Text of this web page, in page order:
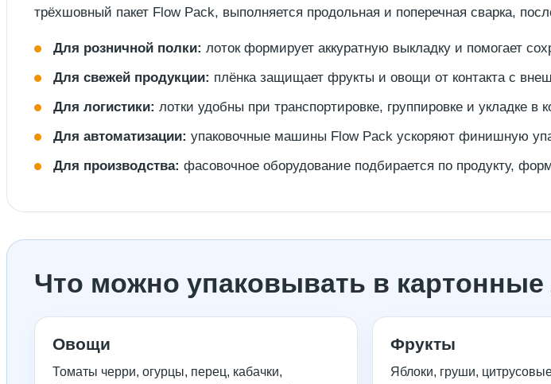
трёхшовный пакет Flow Pack, выполняется продольная и поперечная сварка,
Для розничной полки: лоток формирует аккуратную выкладку и помогает
Для свежей продукции: плёнка защищает фрукты и овощи от контакта с
Для логистики: лотки удобны при транспортировке, группировке и укладке в
Для автоматизации: упаковочные машины Flow Pack ускоряют финишную
Для производства: фасовочное оборудование подбирается по продукту,
Что можно упаковывать в картонные
Овощи
Томаты черри, огурцы, перец, кабачки,
Фрукты
Яблоки, груши,